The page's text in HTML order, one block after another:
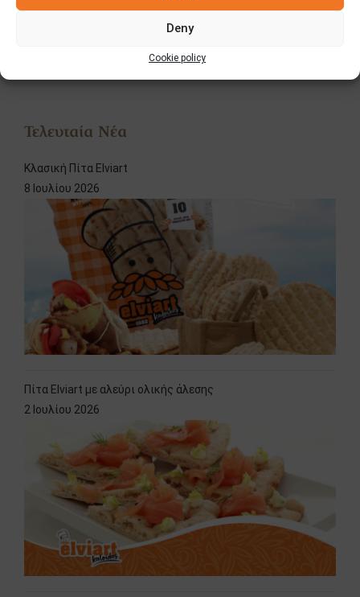
Deny
Cookie policy
Τελευταία Νέα
Κλασική Πίτα Elviart
8 Ιουλίου 2026
Πίτα Elviart με αλεύρι ολικής άλεσης
2 Ιουλίου 2026